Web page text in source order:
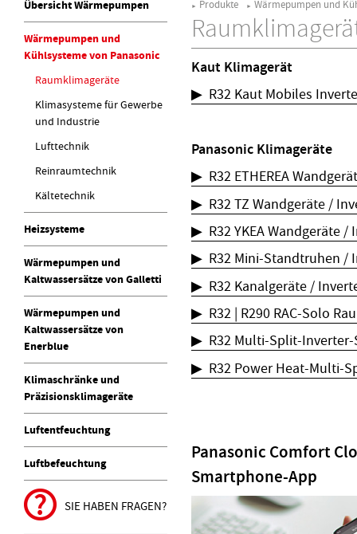
Übersicht Wärmepumpen
Wärmepumpen und
Kühlsysteme von Panasonic
Raumklimageräte
Klimasysteme für Gewerbe
und Industrie
Lufttechnik
Reinraumtechnik
Kältetechnik
Heizsysteme
Wärmepumpen und
Kaltwassersätze von Galletti
Wärmepumpen und
Kaltwassersätze von
Enerblue
Klimaschränke und
Präzisionsklimageräte
Luftentfeuchtung
Luftbefeuchtung
SIE HABEN FRAGEN?
► Produkte ► Wärmepumpen und
Kaut Klimagerät
▶ R32 Kaut Mobiles
Panasonic Klimageräte
▶ R32 ETHEREA
▶ R32 TZ Wandgeräte /
▶ R32 YKEA Wandgeräte /
▶ R32 Mini-Standtruhen /
▶ R32 Kanalgeräte /
▶ R32 | R290 RAC-Solo
▶ R32 Multi-Split-Inverter-
▶ R32 Power Heat-Multi-
Panasonic Comfort
Smartphone-App